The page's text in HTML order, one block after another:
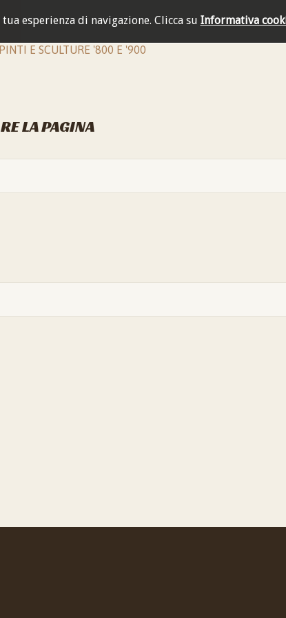
esperienza di navigazione. Clicca su Informativa
E SCULTURE '800 E '900
LA PAGINA